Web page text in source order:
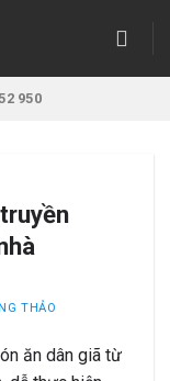
950
THẢO
ăn dân giã từ